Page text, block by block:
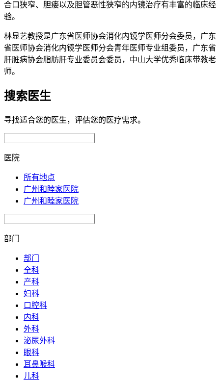
合口狭窄、胆瘘以及胆管恶性狭窄的内镜治疗有丰富的临床经
验。
林显艺教授是广东省医师协会消化内镜学医师分会委员，广东
省医师协会消化内镜学医师分会青年医师专业组委员，广东省
肝脏病协会脂肪肝专业委员会委员，中山大学优秀临床带教老
师。
搜索医生
寻找适合您的医生，评估您的医疗需求。
医院
所有地点
广州和睦家医院
广州和睦家医院
部门
部门
全科
产科
妇科
口腔科
内科
外科
泌尿外科
眼科
耳鼻喉科
儿科